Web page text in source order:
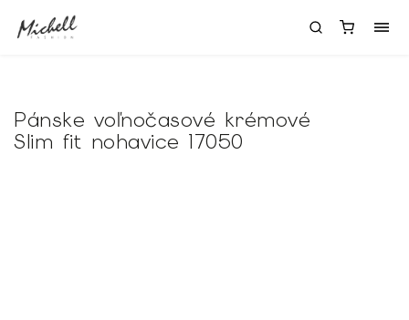
Pánske voľnočasové krémové
Slim fit nohavice 17050